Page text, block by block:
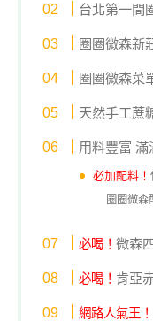
台北第一間
圈圈微森新
圈圈微森菜
天然手工蔗
用料豐富 滿
必加配料！
圈圈微森
必喝！微森
必喝！ 肯亞
網路人氣王！